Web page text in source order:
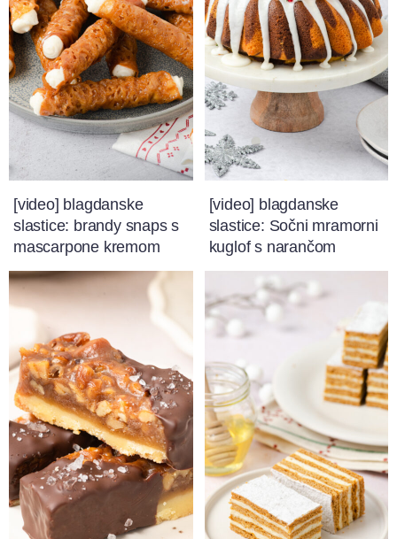
[video] blagdanske
slastice: brandy snaps s
mascarpone kremom
[video] blagdanske
slastice: Sočni mramorni
kuglof s narančom